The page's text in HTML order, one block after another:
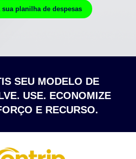
sua planilha de despesas
SEU MODELO DE
USE. ECONOMIZE
E RECURSO.